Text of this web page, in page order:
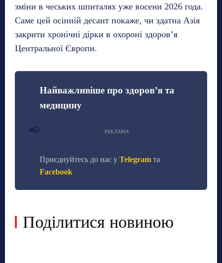
зміни в чеських шпиталях уже восени 2026 года.
Саме цей осінній десант покаже, чи здатна Азія
закрити хронічні дірки в охороні здоров’я
Центральної Європи.
📢
Найважливіше про здоров’я та
медицину
РЕКЛАМА
Приєднуйтесь до нас у Telegram та
Facebook
Поділитися новиною